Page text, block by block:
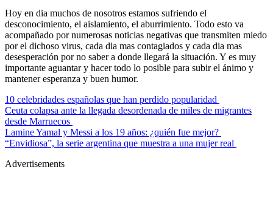
Hoy en dia muchos de nosotros estamos sufriendo el
desconocimiento, el aislamiento, el aburrimiento. Todo esto va
acompañado por numerosas noticias negativas que transmiten miedo
por el dichoso virus, cada dia mas contagiados y cada dia mas
desesperación por no saber a donde llegará la situación. Y es muy
importante aguantar y hacer todo lo posible para subir el ánimo y
mantener esperanza y buen humor.
10 celebridades españolas que han perdido popularidad
Ceuta colapsa ante la llegada desordenada de miles de migrantes
desde Marruecos
Lamine Yamal y Messi a los 19 años: ¿quién fue mejor?
“Envidiosa”, la serie argentina que muestra a una mujer real
Advertisements